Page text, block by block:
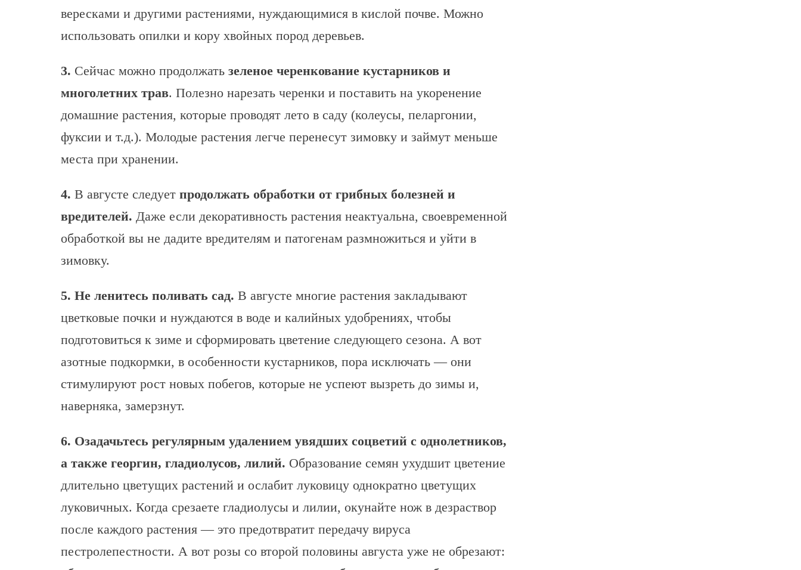
вересками и другими растениями, нуждающимися в кислой почве. Можно
использовать опилки и кору хвойных пород деревьев.
3. Сейчас можно продолжать зеленое черенкование кустарников и
многолетних трав. Полезно нарезать черенки и поставить на укоренение
домашние растения, которые проводят лето в саду (колеусы, пеларгонии,
фуксии и т.д.). Молодые растения легче перенесут зимовку и займут меньше
места при хранении.
4. В августе следует продолжать обработки от грибных болезней и
вредителей. Даже если декоративность растения неактуальна, своевременной
обработкой вы не дадите вредителям и патогенам размножиться и уйти в
зимовку.
5. Не ленитесь поливать сад. В августе многие растения закладывают
цветковые почки и нуждаются в воде и калийных удобрениях, чтобы
подготовиться к зиме и сформировать цветение следующего сезона. А вот
азотные подкормки, в особенности кустарников, пора исключать — они
стимулируют рост новых побегов, которые не успеют вызреть до зимы и,
наверняка, замерзнут.
6. Озадачьтесь регулярным удалением увядших соцветий с однолетников,
а также георгин, гладиолусов, лилий. Образование семян ухудшит цветение
длительно цветущих растений и ослабит луковицу однократно цветущих
луковичных. Когда срезаете гладиолусы и лилии, окунайте нож в дезраствор
после каждого растения — это предотвратит передачу вируса
пестролепестности. А вот розы со второй половины августа уже не обрезают: